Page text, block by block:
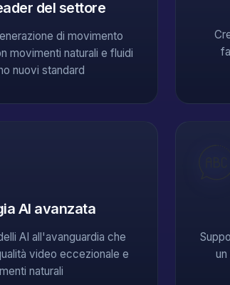
del settore
di movimento
movimenti naturali e fluidi
nuovi standard
AI avanzata
AI all'avanguardia che
video eccezionale e
naturali